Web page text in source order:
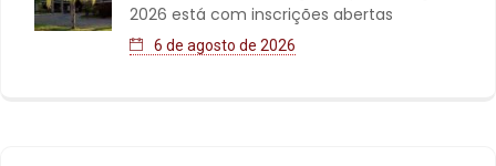
2026 está com inscrições abertas
6 de agosto de 2026